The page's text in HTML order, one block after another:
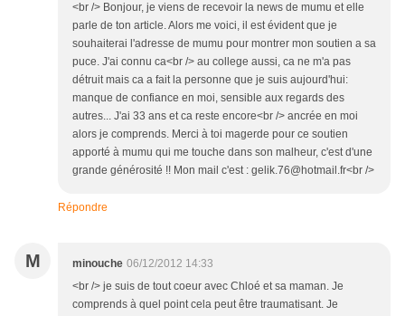
<br /> Bonjour, je viens de recevoir la news de mumu et elle
parle de ton article. Alors me voici, il est évident que je
souhaiterai l'adresse de mumu pour montrer mon soutien a sa
puce. J'ai connu ca<br /> au college aussi, ca ne m'a pas
détruit mais ca a fait la personne que je suis aujourd'hui:
manque de confiance en moi, sensible aux regards des
autres... J'ai 33 ans et ca reste encore<br /> ancrée en moi
alors je comprends. Merci à toi magerde pour ce soutien
apporté à mumu qui me touche dans son malheur, c'est d'une
grande générosité !! Mon mail c'est : gelik.76@hotmail.fr<br />
Répondre
M minouche 06/12/2012 14:33
<br /> je suis de tout coeur avec Chloé et sa maman. Je
comprends à quel point cela peut être traumatisant. Je